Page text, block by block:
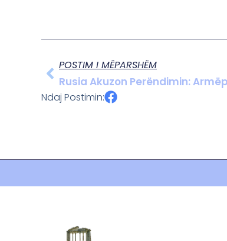
POSTIM I MËPARSHËM
Rusia Akuzon Perëndimin:
Ndaj Postimin: